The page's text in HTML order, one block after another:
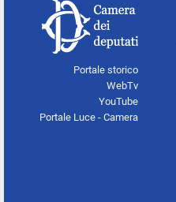
Portale storico
WebTv
YouTube
Portale Luce - Camera